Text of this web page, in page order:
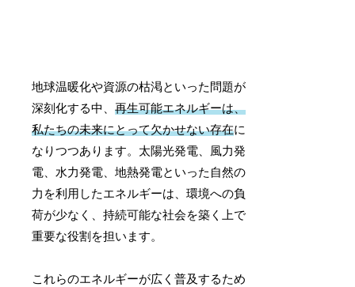
地球温暖化や資源の枯渇といった問題が
深刻化する中、再生可能エネルギーは、
私たちの未来にとって欠かせない存在に
なりつつあります。太陽光発電、風力発
電、水力発電、地熱発電といった自然の
力を利用したエネルギーは、環境への負
荷が少なく、持続可能な社会を築く上で
重要な役割を担います。
これらのエネルギーが広く普及するため